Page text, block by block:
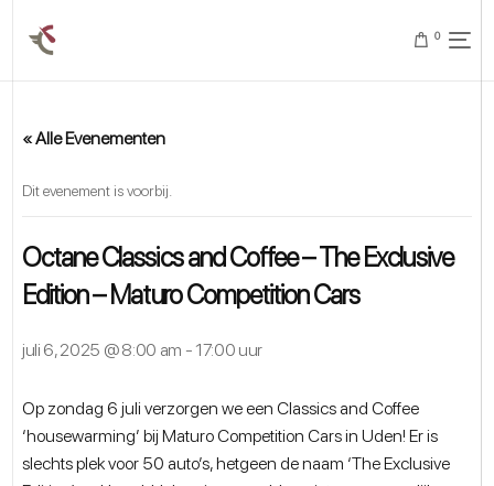
0
« Alle Evenementen
Dit evenement is voorbij.
Octane Classics and Coffee – The Exclusive
Edition – Maturo Competition Cars
juli 6, 2025 @ 8:00 am - 17:00 uur
Op zondag 6 juli verzorgen we een Classics and Coffee
‘housewarming’ bij Maturo Competition Cars in Uden! Er is
slechts plek voor 50 auto’s, hetgeen de naam ‘The Exclusive